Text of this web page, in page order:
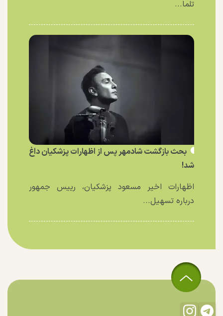
تلما...
بحث بازگشت شادمهر پس از اظهارات پزشکیان داغ
شد!
اظهارات اخیر مسعود پزشکیان، رییس جمهور
درباره تسهیل...